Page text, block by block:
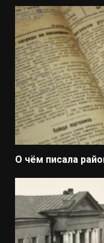
О чём писала